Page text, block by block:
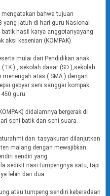
mengatakan bahwa tujuan
yang jatuh di hari guru Nasional
hasil karya anggotanyayang
aksi kesenian (KOMPAK)
mulai dari Pendidikan anak
) , sekolah dasar (SD ),sekolah
atas ( SMA ) dengan
gebyar seni sanggar kompak
guru.
didalamnya bergerak di
seni batik dan seni suara.
dan tasyakuran dilanjutkan
malang dengan mewajibkan
sendiri yang
sedikit nasi tumpengnya satu, tapi
lebih dari dua.
atau tumpeng sendiri keberadaan